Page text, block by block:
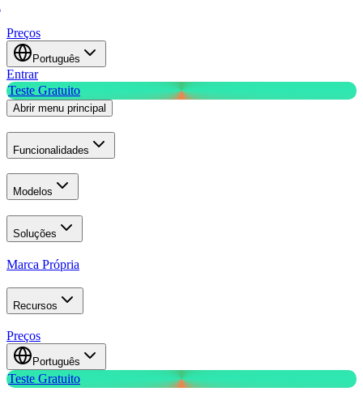
Preços
Português
Entrar
Teste Gratuito
Abrir menu principal
Funcionalidades
Modelos
Soluções
Marca Própria
Recursos
Preços
Português
Teste Gratuito